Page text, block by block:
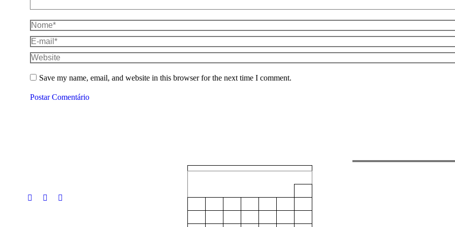
Nome *
E-mail *
Website
Save my name, email, and website in this browser for the next time I comment.
Postar Comentário